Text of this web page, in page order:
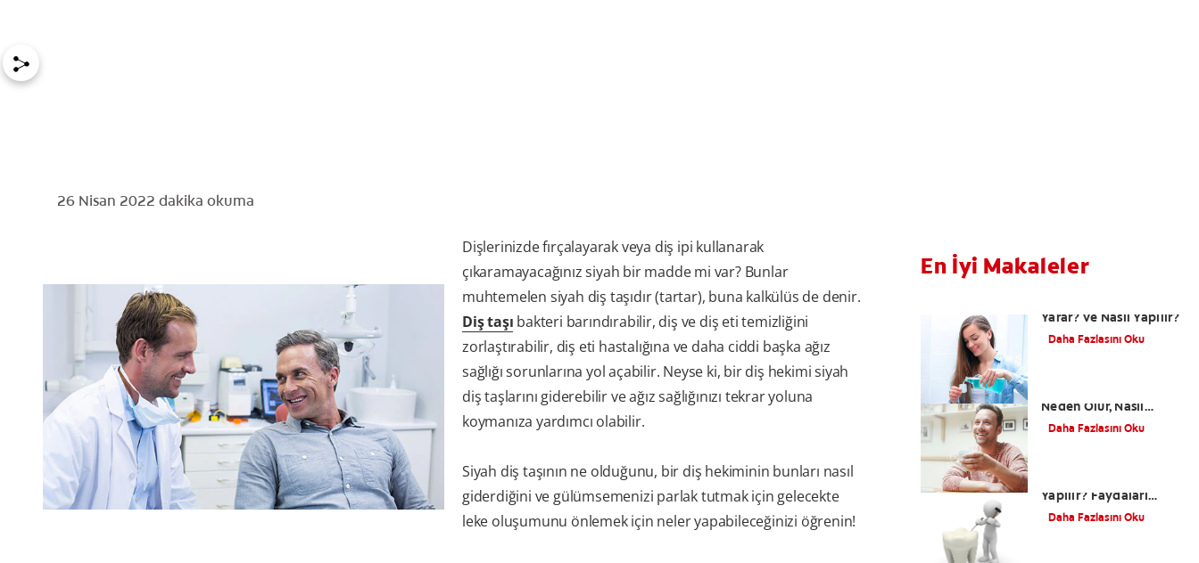
26 Nisan 2022 dakika okuma
Dişlerinizde fırçalayarak veya diş ipi kullanarak
çıkaramayacağınız siyah bir madde mi var? Bunlar
muhtemelen siyah diş taşıdır (tartar), buna kalkülüs de denir.
Diş taşı bakteri barındırabilir, diş ve diş eti temizliğini
zorlaştırabilir, diş eti hastalığına ve daha ciddi başka ağız
sağlığı sorunlarına yol açabilir. Neyse ki, bir diş hekimi siyah
diş taşlarını giderebilir ve ağız sağlığınızı tekrar yoluna
koymanıza yardımcı olabilir.
Siyah diş taşının ne olduğunu, bir diş hekiminin bunları nasıl
giderdiğini ve gülümsemenizi parlak tutmak için gelecekte
leke oluşumunu önlemek için neler yapabileceğinizi öğrenin!
En İyi Makaleler
Yarar? ve Nasıl Yapılır?
Daha Fazlasını Oku
Neden Olur, Nasıl
Geçer?
Daha Fazlasını Oku
Yapılır? Faydaları
Nelerdir?
Daha Fazlasını Oku